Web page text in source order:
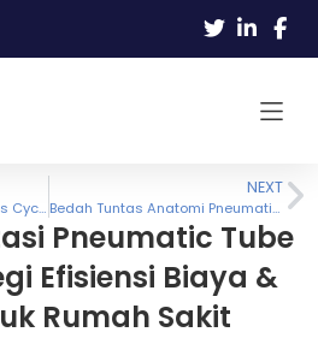
Instalasi Gas Pada Fasilitas Cyclotron Produksi Radiofarmaka
NEXT
Bedah Tuntas Anatomi Pneumatic Tube NodeMedic: Dari Teknologi Smart Blower hingga Spesifikasi Komponen Presisi
Pneumatic Tube
Efisiensi Biaya &
Rumah Sakit